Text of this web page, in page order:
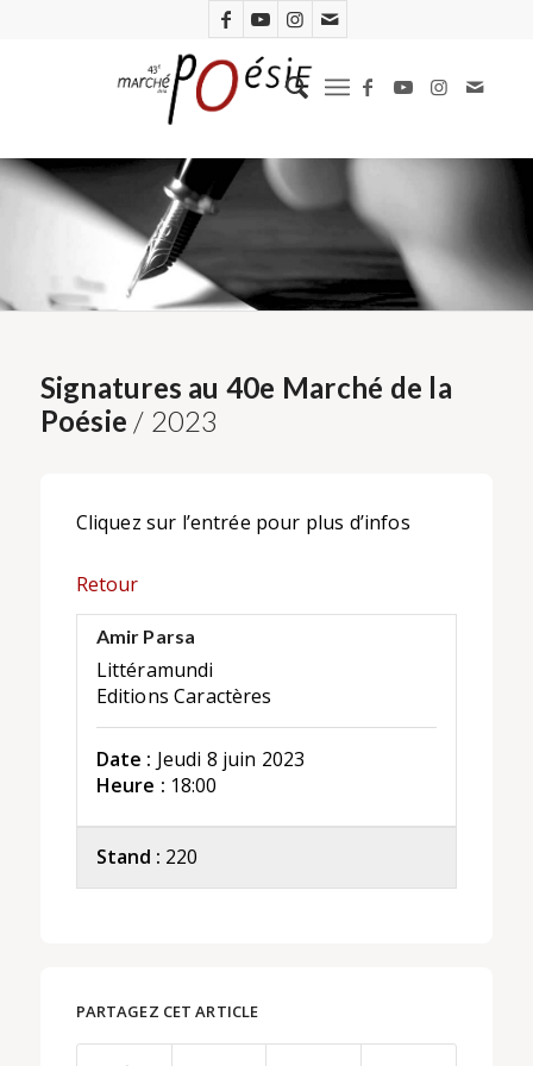
Signatures au 40e Marché de la
Poésie / 2023
Cliquez sur l’entrée pour plus d’infos
Retour
Amir Parsa
Littéramundi
Editions Caractères
Date : Jeudi 8 juin 2023
Heure : 18:00
Stand : 220
PARTAGEZ CET ARTICLE